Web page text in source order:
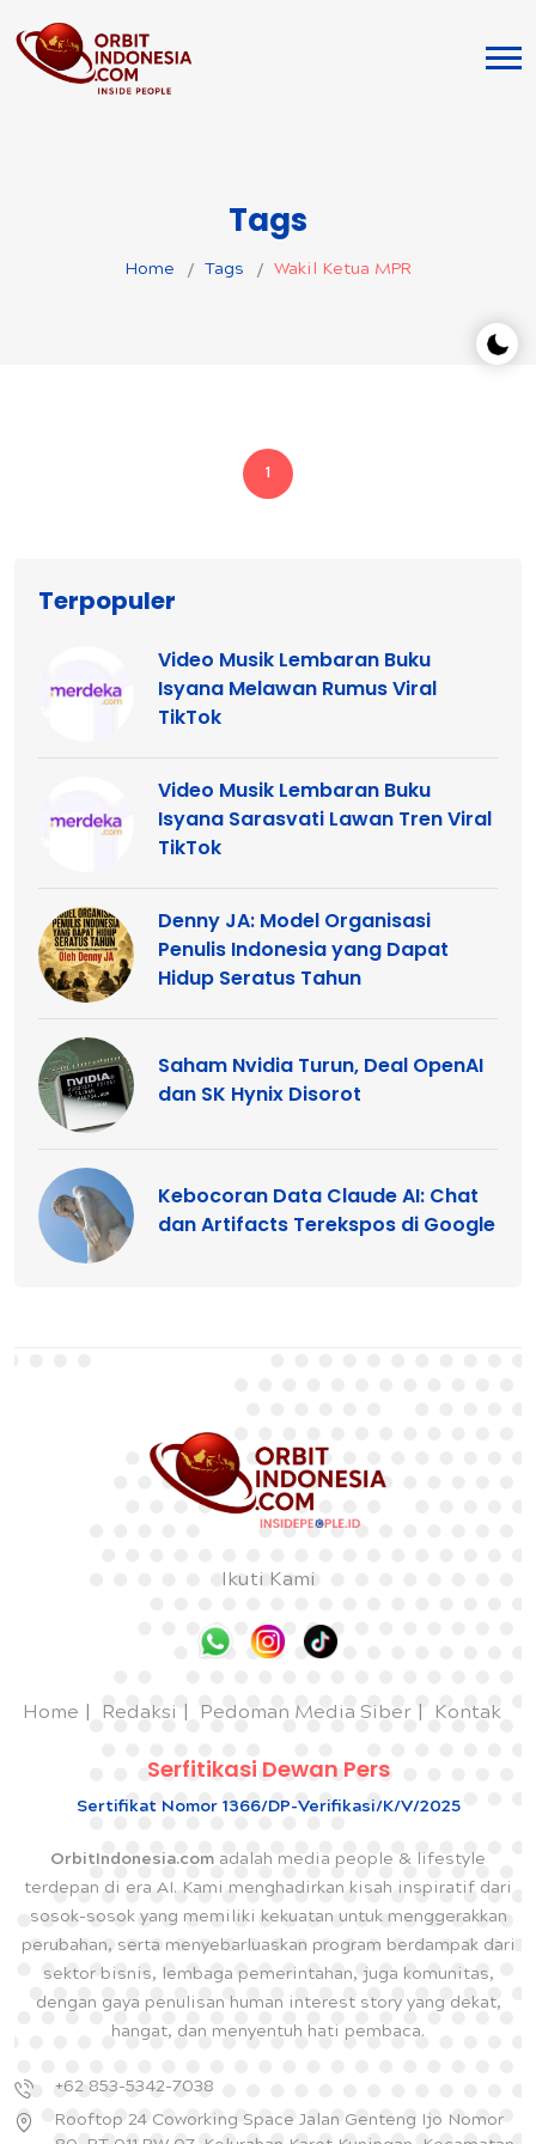
Tags
Home Tags Wakil Ketua MPR
1
Terpopuler
Video Musik Lembaran Buku
Isyana Melawan Rumus Viral
TikTok
Video Musik Lembaran Buku
Isyana Sarasvati Lawan Tren Viral
TikTok
Denny JA: Model Organisasi
Penulis Indonesia yang Dapat
Hidup Seratus Tahun
Saham Nvidia Turun, Deal OpenAI
dan SK Hynix Disorot
Kebocoran Data Claude AI: Chat
dan Artifacts Terekspos di Google
Ikuti Kami
Home Redaksi Pedoman Media Siber Kontak
Serfitikasi Dewan Pers
Sertifikat Nomor 1366/DP-Verifikasi/K/V/2025
OrbitIndonesia.com adalah media people & lifestyle
terdepan di era AI. Kami menghadirkan kisah inspiratif dari
sosok-sosok yang memiliki kekuatan untuk menggerakkan
perubahan, serta menyebarluaskan program berdampak dari
sektor bisnis, lembaga pemerintahan, juga komunitas,
dengan gaya penulisan human interest story yang dekat,
hangat, dan menyentuh hati pembaca.
+62 853-5342-7038
Rooftop 24 Coworking Space Jalan Genteng Ijo Nomor